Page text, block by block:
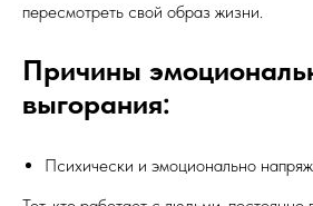
пересмотреть свой образ жизни.
Причины
выгорания:
Психически и эмоционально